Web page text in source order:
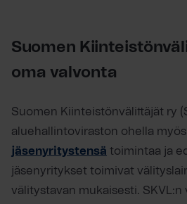
Suomen
oma valvonta
Suomen Kiinteistönvälittäjät ry
aluehallintoviraston ohella
jäsenyritystensä toimintaa ja
jäsenyritykset toimivat
välitystavan mukaisesti. SKVL:n